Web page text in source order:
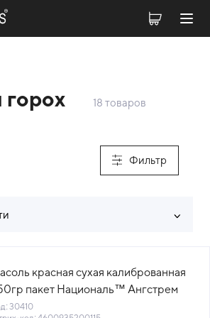
18 товаров
Фильтр
красная сухая калиброванная
пакет Националь™ Ангстрем
Россия (КОД 30410) (+18°С)
30410